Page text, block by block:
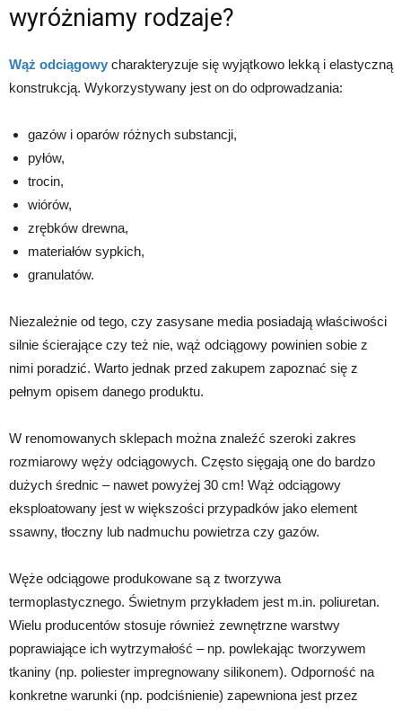
wyróżniamy rodzaje?
Wąż odciągowy charakteryzuje się wyjątkowo lekką i elastyczną
konstrukcją. Wykorzystywany jest on do odprowadzania:
gazów i oparów różnych substancji,
pyłów,
trocin,
wiórów,
zrębków drewna,
materiałów sypkich,
granulatów.
Niezależnie od tego, czy zasysane media posiadają właściwości
silnie ścierające czy też nie, wąż odciągowy powinien sobie z
nimi poradzić. Warto jednak przed zakupem zapoznać się z
pełnym opisem danego produktu.
W renomowanych sklepach można znaleźć szeroki zakres
rozmiarowy węży odciągowych. Często sięgają one do bardzo
dużych średnic – nawet powyżej 30 cm! Wąż odciągowy
eksploatowany jest w większości przypadków jako element
ssawny, tłoczny lub nadmuchu powietrza czy gazów.
Węże odciągowe produkowane są z tworzywa
termoplastycznego. Świetnym przykładem jest m.in. poliuretan.
Wielu producentów stosuje również zewnętrzne warstwy
poprawiające ich wytrzymałość – np. powlekając tworzywem
tkaniny (np. poliester impregnowany silikonem). Odporność na
konkretne warunki (np. podciśnienie) zapewniona jest przez